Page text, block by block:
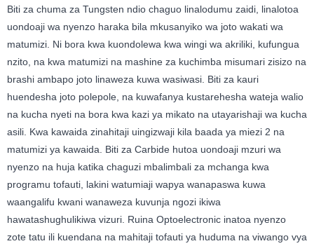
Biti za chuma za Tungsten ndio chaguo linalodumu zaidi, linalotoa
uondoaji wa nyenzo haraka bila mkusanyiko wa joto wakati wa
matumizi. Ni bora kwa kuondolewa kwa wingi wa akriliki, kufungua
nzito, na kwa matumizi na mashine za kuchimba misumari zisizo na
brashi ambapo joto linaweza kuwa wasiwasi. Biti za kauri
huendesha joto polepole, na kuwafanya kustarehesha wateja walio
na kucha nyeti na bora kwa kazi ya mikato na utayarishaji wa kucha
asili. Kwa kawaida zinahitaji uingizwaji kila baada ya miezi 2 na
matumizi ya kawaida. Biti za Carbide hutoa uondoaji mzuri wa
nyenzo na huja katika chaguzi mbalimbali za mchanga kwa
programu tofauti, lakini watumiaji wapya wanapaswa kuwa
waangalifu kwani wanaweza kuvunja ngozi ikiwa
hawatashughulikiwa vizuri. Ruina Optoelectronic inatoa nyenzo
zote tatu ili kuendana na mahitaji tofauti ya huduma na viwango vya